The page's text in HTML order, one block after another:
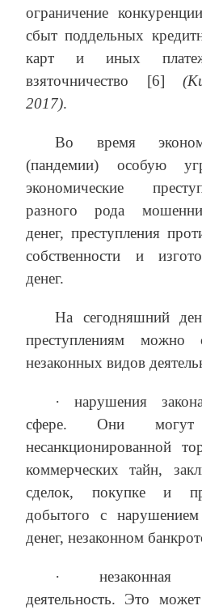
ограничение
сбыт поддельных
карт и иных
взяточничество [6]
2017).
Во время
(пандемии) особую
экономические
разного рода
денег, преступления
собственности и
денег.
На сегодняшний
преступлениям можно
незаконных видов
· нарушения
сфере. Они
несанкционированной
коммерческих тайн,
сделок, покупке и
добытого с
денег, незаконном
· незаконная
деятельность. Это